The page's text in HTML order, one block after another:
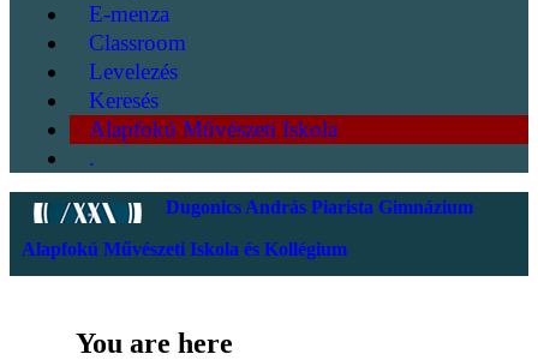
E-menza
Classroom
Levelezés
Keresés
Alapfokú Művészeti Iskola
.
Dugonics András Piarista Gimnázium
Alapfokú Művészeti Iskola és Kollégium
You are here